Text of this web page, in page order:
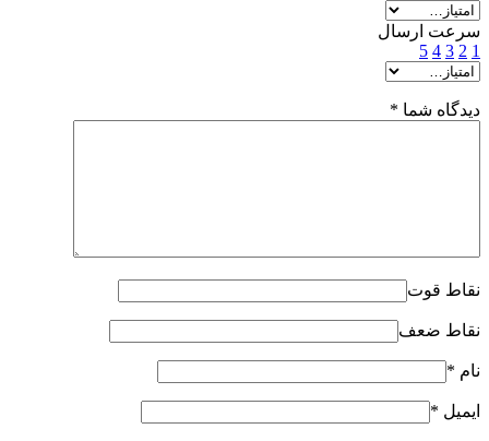
سرعت ارسال
1
2
3
4
5
دیدگاه شما *
نقاط قوت
نقاط ضعف
نام *
ایمیل *